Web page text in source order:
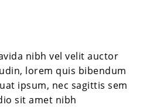
nibh vel velit auctor
lorem quis bibendum
ipsum, nec sagittis sem
sit amet nibh